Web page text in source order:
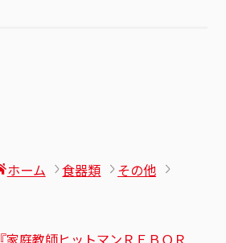
ホーム 食器類 その他
『家庭教師ヒットマンＲＥＢＯＲ